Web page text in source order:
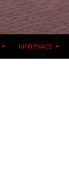
INFORMACE